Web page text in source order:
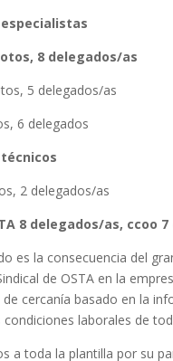
8 delegados/as
5 delegados/as
6 delegados
2 delegados/as
8 delegados/as, ccoo
es la consecuencia del
de OSTA en la
de cercanía basado en la
condiciones laborales de
a toda la plantilla por su